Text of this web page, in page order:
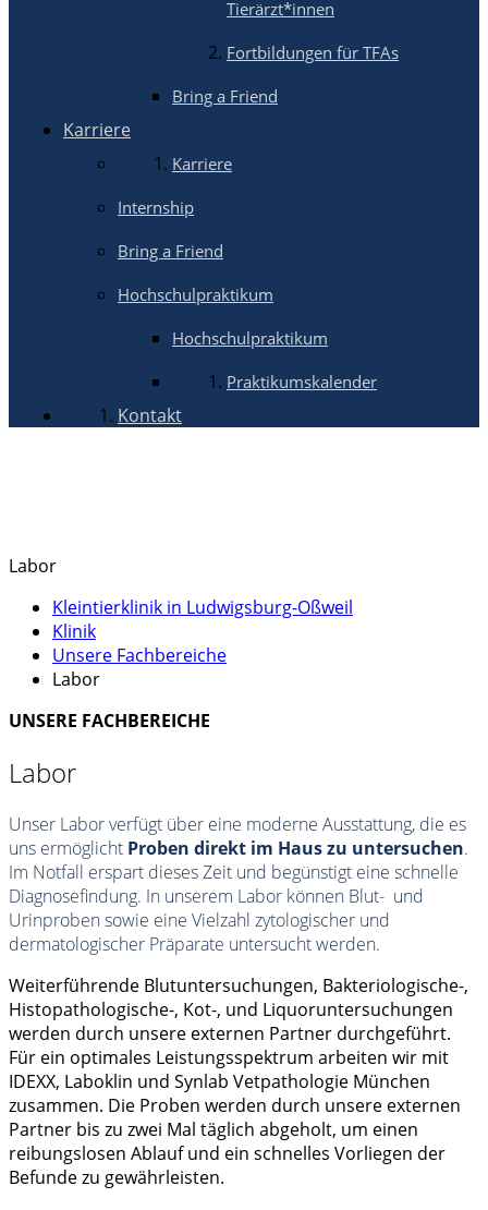
Tierärzt*innen
Fortbildungen für TFAs
Bring a Friend
Karriere
Karriere
Internship
Bring a Friend
Hochschulpraktikum
Hochschulpraktikum
Praktikumskalender
Kontakt
Labor
Kleintierklinik in Ludwigsburg-Oßweil
Klinik
Unsere Fachbereiche
Labor
UNSERE FACHBEREICHE
Labor
Unser Labor verfügt über eine moderne Ausstattung, die es
uns ermöglicht Proben direkt im Haus zu untersuchen.
Im Notfall erspart dieses Zeit und begünstigt eine schnelle
Diagnosefindung. In unserem Labor können Blut- und
Urinproben sowie eine Vielzahl zytologischer und
dermatologischer Präparate untersucht werden.
Weiterführende Blutuntersuchungen, Bakteriologische-,
Histopathologische-, Kot-, und Liquoruntersuchungen
werden durch unsere externen Partner durchgeführt.
Für ein optimales Leistungsspektrum arbeiten wir mit
IDEXX, Laboklin und Synlab Vetpathologie München
zusammen. Die Proben werden durch unsere externen
Partner bis zu zwei Mal täglich abgeholt, um einen
reibungslosen Ablauf und ein schnelles Vorliegen der
Befunde zu gewährleisten.